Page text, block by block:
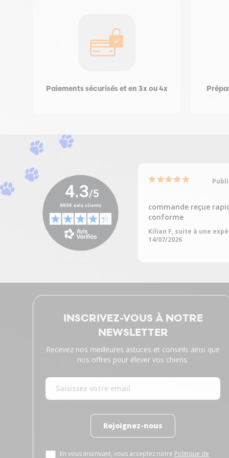
Paiements sécurisés et en 3x ou 4x
commande reçue
conforme
Kilian F, suite à une
14/07/2026
INSCRIVEZ-VOUS À NOTRE
NEWSLETTER
Recevez nos meilleures astuces et conseils ainsi que
nos offres pour élever vos chiens.
Rejoignez-nous
En vous inscrivant, vous acceptez notre Politique de